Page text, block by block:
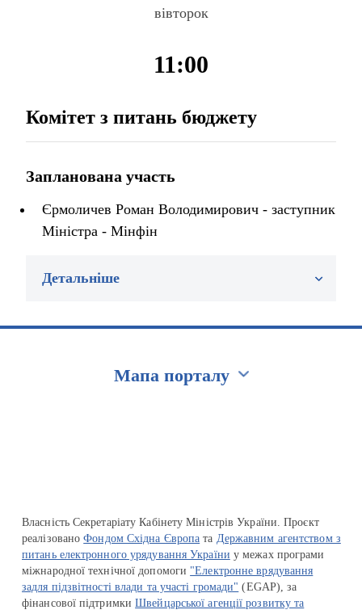
вівторок
11:00
Комітет з питань бюджету
Запланована участь
Єрмоличев Роман Володимирович - заступник
Міністра - Мінфін
Детальніше
Мапа порталу
Власність Секретаріату Кабінету Міністрів України. Проєкт
реалізованоФондом Східна Європа та Державним агентством з
питань електронного урядування України у межах програми
міжнародної технічної допомоги "Електронне врядування
задля підзвітності влади та участі громади" (EGAP), за
фінансової підтримкиШвейцарської агенції розвитку та